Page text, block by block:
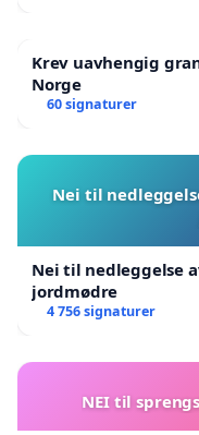
Krev uavhengig
Norge
60 signaturer
Nei til
Nei til nedleggelse
jordmødre
4 756 signaturer
NEI til